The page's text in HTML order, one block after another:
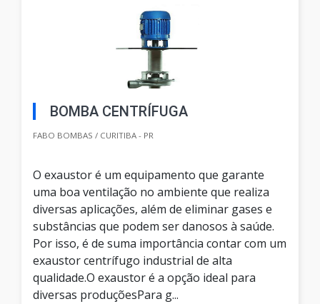
BOMBA CENTRÍFUGA
FABO BOMBAS / CURITIBA - PR
O exaustor é um equipamento que garante
uma boa ventilação no ambiente que realiza
diversas aplicações, além de eliminar gases e
substâncias que podem ser danosos à saúde.
Por isso, é de suma importância contar com um
exaustor centrífugo industrial de alta
qualidade.O exaustor é a opção ideal para
diversas produçõesPara g...